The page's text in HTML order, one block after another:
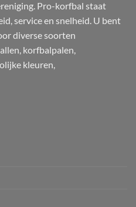
Pro-korfbal staat
service en snelheid. U bent
diverse soorten
korfbalpalen,
kleuren,